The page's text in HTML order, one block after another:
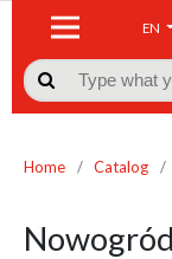
EN

Home / Catalog /